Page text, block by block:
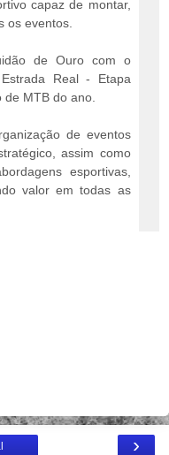
capaz de montar,
os eventos.
de Ouro com o
Real - Etapa
MTB do ano.
de eventos
assim como
esportivas,
valor em todas as
›